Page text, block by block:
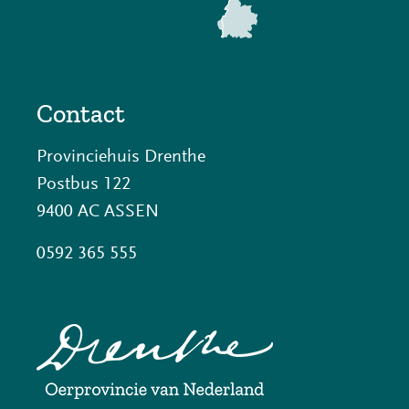
Contact
Provinciehuis Drenthe
Postbus 122
9400 AC ASSEN
0592 365 555